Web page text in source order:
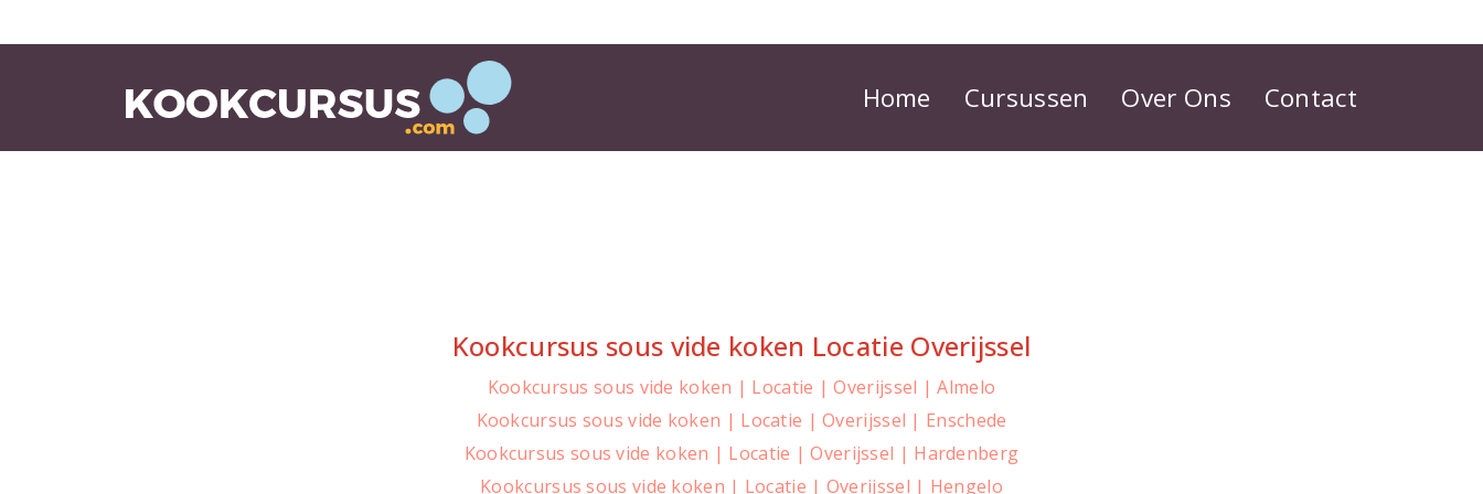
Home Cursussen Over Ons Contact
Kookcursus sous vide koken Locatie Overijssel
Kookcursus sous vide koken | Locatie | Overijssel | Almelo
Kookcursus sous vide koken | Locatie | Overijssel | Enschede
Kookcursus sous vide koken | Locatie | Overijssel | Hardenberg
Kookcursus sous vide koken | Locatie | Overijssel | Hengelo